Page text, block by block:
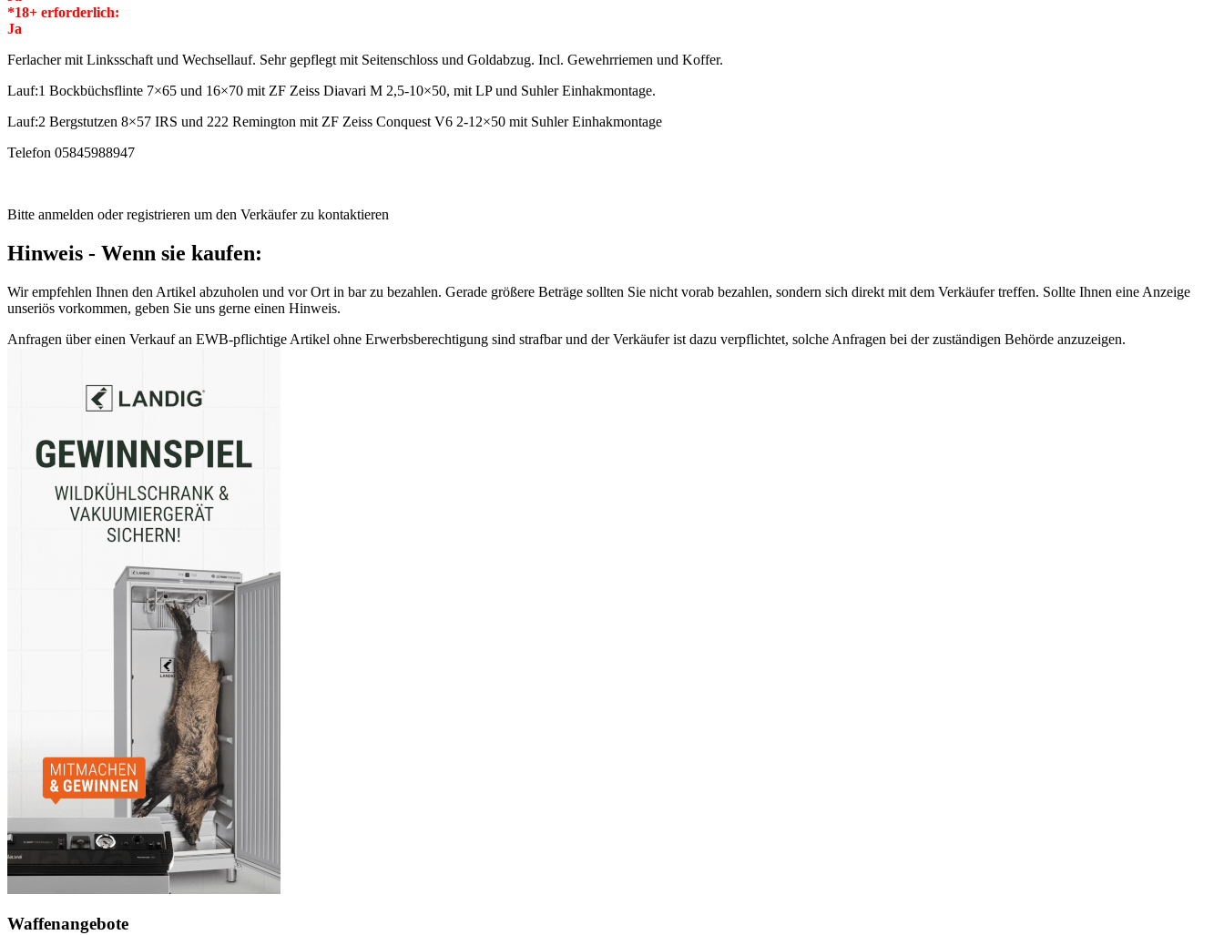
*18+ erforderlich:
Ja
Ferlacher mit Linksschaft und Wechsellauf. Sehr gepflegt mit Seitenschloss und Goldabzug. Incl. Gewehrriemen und Koffer.
Lauf:1 Bockbüchsflinte 7×65 und 16×70 mit ZF Zeiss Diavari M 2,5-10×50, mit LP und Suhler Einhakmontage.
Lauf:2 Bergstutzen 8×57 IRS und 222 Remington mit ZF Zeiss Conquest V6 2-12×50 mit Suhler Einhakmontage
Telefon 05845988947
Bitte anmelden oder registrieren um den Verkäufer zu kontaktieren
Hinweis - Wenn sie kaufen:
Wir empfehlen Ihnen den Artikel abzuholen und vor Ort in bar zu bezahlen. Gerade größere Beträge sollten Sie nicht vorab bezahlen, sondern sich direkt mit dem Verkäufer treffen. Sollte Ihnen eine Anzeige
unseriös vorkommen, geben Sie uns gerne einen Hinweis.
Anfragen über einen Verkauf an EWB-pflichtige Artikel ohne Erwerbsberechtigung sind strafbar und der Verkäufer ist dazu verpflichtet, solche Anfragen bei der zuständigen Behörde anzuzeigen.
Waffenangebote